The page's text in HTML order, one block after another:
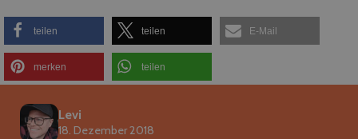
teilen teilen E-Mail
merken teilen
Levi
18. Dezember 2018